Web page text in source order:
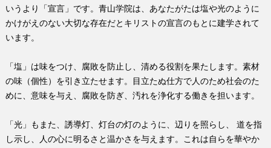
いうより「宣言」です。青山学院は、あなたがたは塩や光のように
かけがえのない大切な存在だとキリストの宣言のもとに建学されて
います。
「塩」は味をつけ、腐敗を防止し、清める役割を果たします。素材
の味（個性）を引き立たせます。目立たぬ仕方で人のため社会のた
めに、意味を与え、腐敗を防ぎ、汚れを浄化する働きを担います。
「光」もまた、誘導灯、灯台の灯のように、辺りを照らし、 道を指
し示し、人の心に明るさと温かさを与えます。これは自らを華やか